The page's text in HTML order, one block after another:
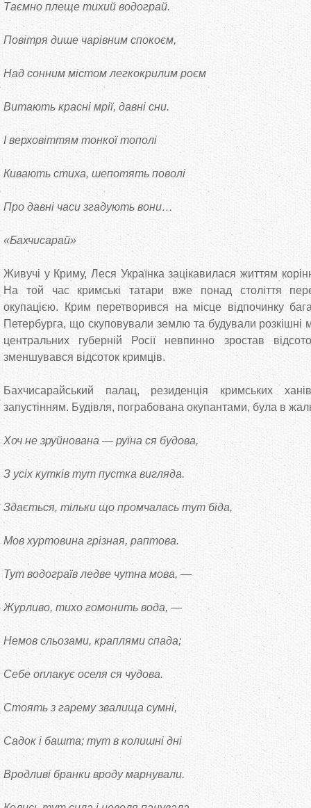
Таємно плеще тихий водограй.
Повітря дише чарівним спокоєм,
Над сонним містом легкокрилим роєм
Витають красні мрії, давні сни.
І верховіттям тонкої тополі
Кивають стиха, шепотять поволі
Про давні часи згадують вони…
«Бахчисарай»
Живучі у Криму, Леся Українка зацікавилася життям
На той час кримські татари вже понад століття
окупацією. Крим перетворився на місце відпочинку
Петербурга, що скуповували землю та будували розкішні
центральних губерній Росії невпинно зростав
зменшувався відсоток кримців.
Бахчисарайський палац, резиденція кримських
запустінням. Будівля, пограбована окупантами, була в
Хоч не зруйнована — руїна ся будова,
З усіх кутків тут пустка вигляда.
Здається, тільки що промчалась тут біда,
Мов хуртовина грізная, раптова.
Тут водограїв ледве чутна мова, —
Журливо, тихо гомонить вода, —
Немов сльозами, краплями спада;
Себе оплакує оселя ся чудова.
Стоять з гарему звалища сумні,
Садок і башта; тут в колишні дні
Вродливі бранки вроду марнували.